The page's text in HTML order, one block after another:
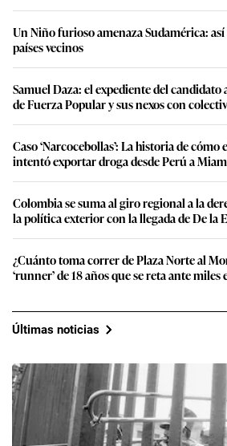
Un Niño furioso amenaza Sudamérica:
países vecinos
Samuel Daza: el expediente del candidato
de Fuerza Popular y sus nexos con
Caso ‘Narcocebollas’: La historia de cómo
intentó exportar droga desde Perú a
Colombia se suma al giro regional a la
la política exterior con la llegada de De la
¿Cuánto toma correr de Plaza Norte al
‘runner’ de 18 años que se reta ante miles
Últimas noticias